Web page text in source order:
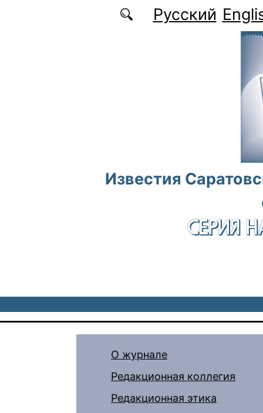
Перейти к основному содержаниюРусский
Известия
СЕРИЯ
О журнале
Редакционная коллегия
Редакционная этика